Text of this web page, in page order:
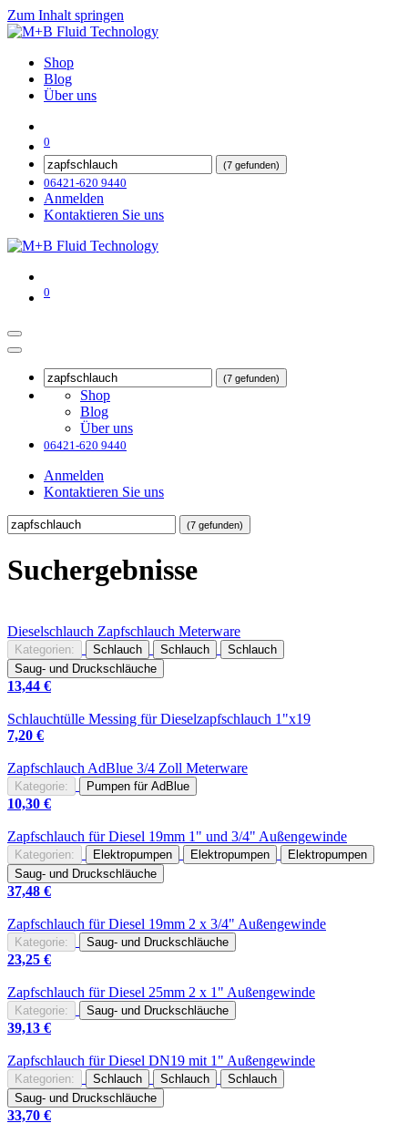
Zum Inhalt springen
Shop
Blog
Über uns
0
(7 gefunden)
06421-620 9440
Anmelden
Kontaktieren Sie uns
0
(7 gefunden)
Shop
Blog
Über uns
06421-620 9440
Anmelden
Kontaktieren Sie uns
(7 gefunden)
Suchergebnisse
Dieselschlauch Zapfschlauch Meterware
Kategorien: Schlauch Schlauch
Schlauch
Saug- und Druckschläuche
13,44 €
Schlauchtülle Messing für Dieselzapfschlauch 1"x19
7,20 €
Zapfschlauch AdBlue 3/4 Zoll Meterware
Kategorie: Pumpen für AdBlue
10,30 €
Zapfschlauch für Diesel 19mm 1" und 3/4" Außengewinde
Kategorien: Elektropumpen Elektropumpen
Elektropumpen
Saug- und Druckschläuche
37,48 €
Zapfschlauch für Diesel 19mm 2 x 3/4" Außengewinde
Kategorie: Saug- und Druckschläuche
23,25 €
Zapfschlauch für Diesel 25mm 2 x 1" Außengewinde
Kategorie: Saug- und Druckschläuche
39,13 €
Zapfschlauch für Diesel DN19 mit 1" Außengewinde
Kategorien: Schlauch Schlauch
Schlauch
Saug- und Druckschläuche
33,70 €